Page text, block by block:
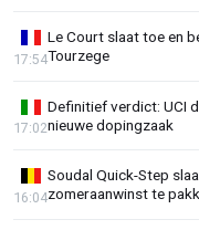
Le Court slaat toe en
Tourzege
17:54
Definitief verdict: UCI
nieuwe dopingzaak
17:02
Soudal Quick-Step
zomeraanwinst te
16:04